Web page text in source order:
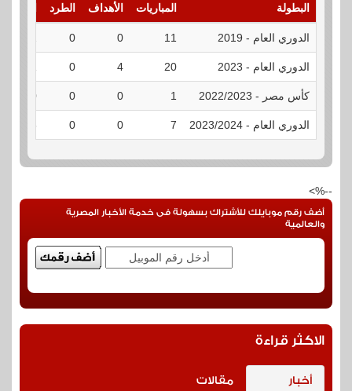
البطولة المباريات الأهداف الطرد
الدوري العام - 2019 11
0
0
الدوري العام - 2023 20
4
0
كأس مصر - 2022/2023 1
0
0
0
الدوري العام - 2023/2024 7
0
0
--%>
أضف رقم موبايلك للأشتراك بسهولة فى خدمة الأخبار المصرية
والعالمية
الاكثر قراءة
أخبار مقالات